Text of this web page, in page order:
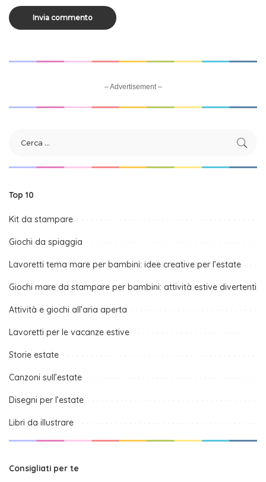
– Advertisement –
Top 10
Kit da stampare
Giochi da spiaggia
Lavoretti tema mare per bambini: idee creative per l’estate
Giochi mare da stampare per bambini: attività estive divertenti
Attività e giochi all’aria aperta
Lavoretti per le vacanze estive
Storie estate
Canzoni sull’estate
Disegni per l’estate
Libri da illustrare
Consigliati per te